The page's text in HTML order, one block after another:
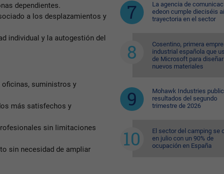
dependientes.
a los desplazamientos y
individual y la autogestión del
suministros y
más satisfechos y
sin limitaciones
sin necesidad de ampliar
La agencia de
edeon cumple dieciséis
trayectoria en el sector
Cosentino, primera
industrial española que
de Microsoft para diseñar
nuevos materiales
Mohawk Industries
resultados del segundo
trimestre de 2026
El sector del camping se
en julio con un 90% de
ocupación en España